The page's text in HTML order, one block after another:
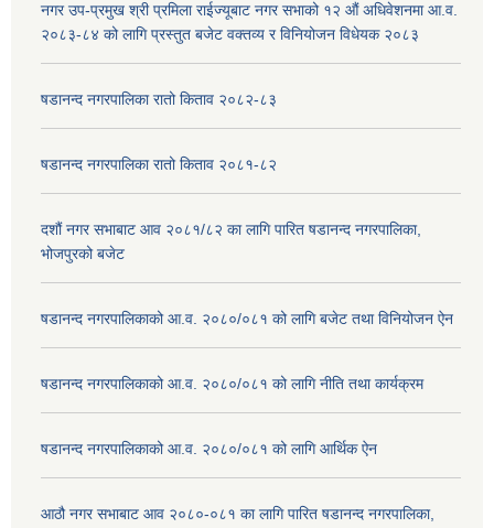
नगर उप-प्रमुख श्री प्रमिला राईज्यूबाट नगर सभाको १२ ‍औं अधिवेशनमा आ.व.
२०८३-८४ को लागि प्रस्तुत बजेट वक्तव्य र विनियोजन विधेयक २०८३
षडानन्द नगरपालिका रातो किताव २०८२-८३
षडानन्द नगरपालिका रातो किताव २०८१-८२
दशौं नगर सभाबाट आव २०८१/८२ का लागि पारित षडानन्द नगरपालिका,
भोजपुरको बजेट
षडानन्द नगरपालिकाको आ.व. २०८०/०८१ को लागि बजेट तथा विनियोजन ऐन
षडानन्द नगरपालिकाको आ.व. २०८०/०८१ को लागि नीति तथा कार्यक्रम
षडानन्द नगरपालिकाको आ.व. २०८०/०८१ को लागि आर्थिक ऐन
आठौ नगर सभाबाट आव २०८०-०८१ का लागि पारित षडानन्द नगरपालिका,